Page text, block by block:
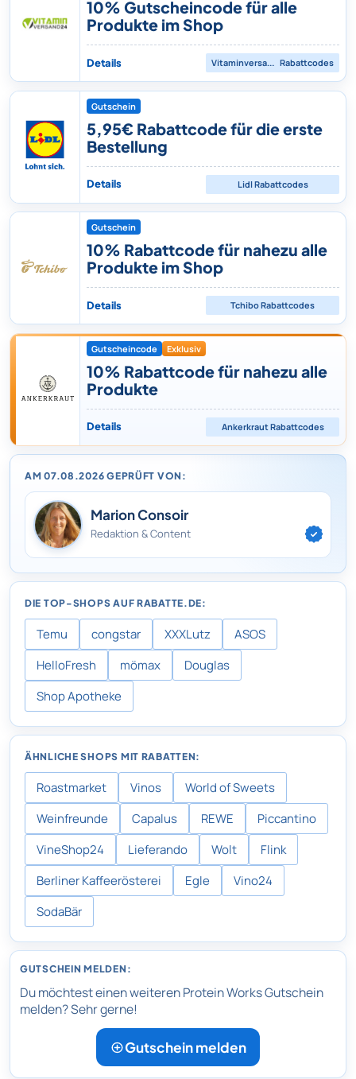
AM 07.08.2026 GEPRÜFT VON:
Marion Consoir
Redaktion & Content
DIE TOP-SHOPS AUF RABATTE.DE:
Temu congstar XXXLutz
ASOS
HelloFresh
mömax
Douglas
Shop Apotheke
ÄHNLICHE SHOPS MIT RABATTEN:
Roastmarket Vinos
World of Sweets
Weinfreunde
Capalus REWE
Piccantino
VineShop24
Lieferando Wolt
Flink
Berliner Kaffeerösterei
Egle
Vino24
SodaBär
GUTSCHEIN MELDEN:
Du möchtest einen weiteren Protein Works Gutschein
melden? Sehr gerne!
Gutschein melden
10% Gutscheincode für alle
Produkte im Shop
Details Vitaminversand24 Rabattcodes
Gutschein
5,95€ Rabattcode für die erste
Bestellung
Details LidlRabattcodes
Gutschein
10% Rabattcode für nahezu alle
Produkte im Shop
Details TchiboRabattcodes
Gutscheincode Exklusiv
10% Rabattcode für nahezu alle
Produkte
Details AnkerkrautRabattcodes